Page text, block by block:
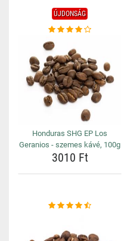
ÚJDONSÁG
Honduras SHG EP Los
Geranios - szemes kávé, 100g
3010 Ft